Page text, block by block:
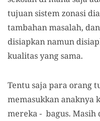
tujuan sistem zonasi
tambahan masalah,
disiapkan namun
kualitas yang sama.
Tentu saja para orang
memasukkan anaknya
mereka - bagus.